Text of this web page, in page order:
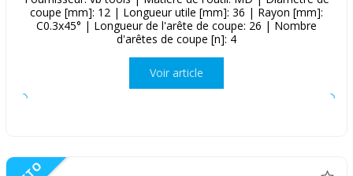
coupe [mm]: 12 | Longueur utile [mm]: 36 | Rayon [mm]:
C0.3x45° | Longueur de l'arête de coupe: 26 | Nombre
d'arêtes de coupe [n]: 4
Voir article